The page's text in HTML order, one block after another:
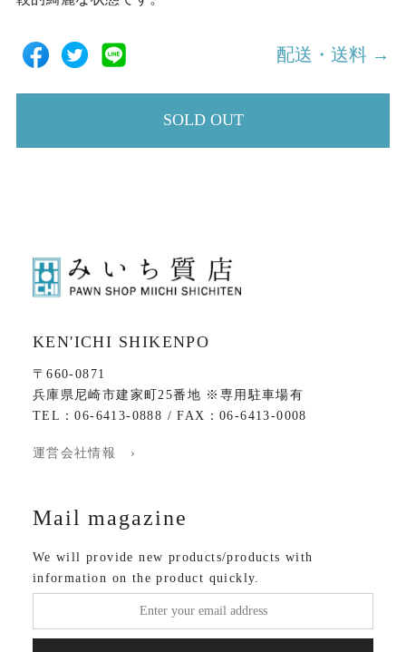
配送・送料 →
SOLD OUT
KEN'ICHI SHIKENPO
〒660-0871
兵庫県尼崎市建家町25番地 ※専用駐車場有
TEL：06-6413-0888 / FAX：06-6413-0008
運営会社情報 ›
Mail magazine
We will provide new products/products with
information on the product quickly.